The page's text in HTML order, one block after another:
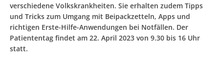
verschiedene Volkskrankheiten. Sie erhalten zudem Tipps
und Tricks zum Umgang mit Beipackzetteln, Apps und
richtigen Erste-Hilfe-Anwendungen bei Notfällen. Der
Patiententag findet am 22. April 2023 von 9.30 bis 16 Uhr
statt.